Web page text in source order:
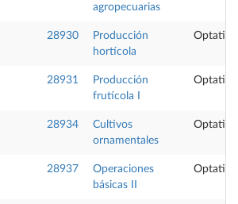
agropecuarias
28930
Producción
hortícola
Optativa
28931
Producción
frutícola I
Optativa
28934
Cultivos
ornamentales
Optativa
28937
Operaciones
básicas II
Optativa